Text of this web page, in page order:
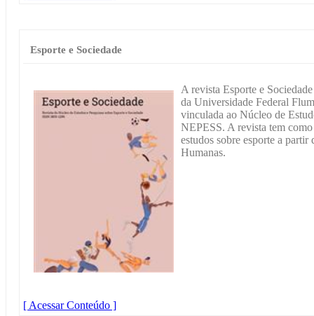
Esporte e Sociedade
A revista Esporte e
da Universidade Federal
vinculada ao Núcleo de
NEPESS. A revista tem
estudos sobre esporte a
Humanas.
[ Acessar Conteúdo ]